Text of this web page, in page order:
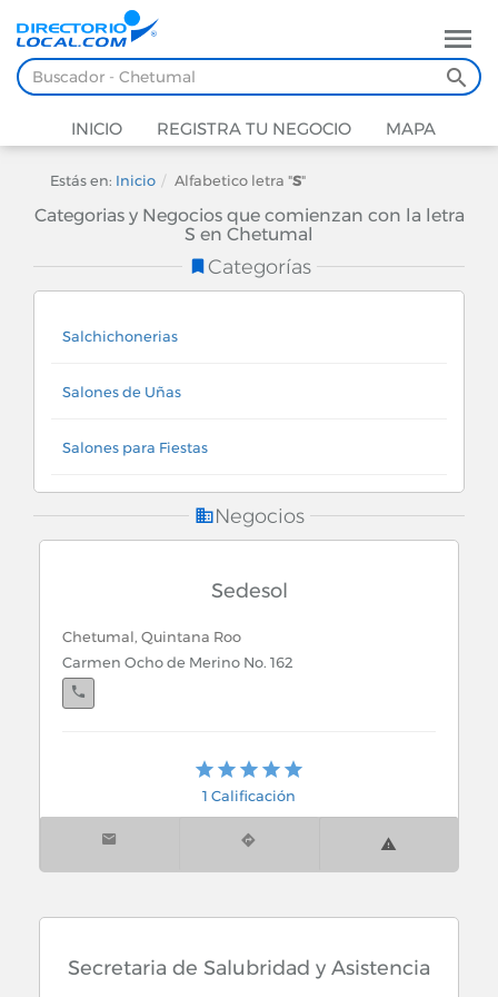
INICIO REGISTRA TU NEGOCIO MAPA
Estás en: Inicio Alfabetico letra "S"
Categorias y Negocios que comienzan con la letra
S en Chetumal
Categorías
Salchichonerias
Salones de Uñas
Salones para Fiestas
Seguridad y Seguros
Senderismo en playa
Servicio a Domicilio
Negocios
Sedesol
Chetumal, Quintana Roo
Carmen Ocho de Merino No. 162
Cancún, Quintana Roo
Av. yaxchilan mza 24 Lote 69 Sm. 22
1 Calificación
Secretaria de Salubridad y Asistencia